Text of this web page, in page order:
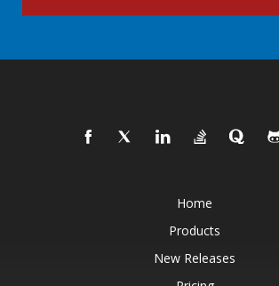
Home
Products
New Releases